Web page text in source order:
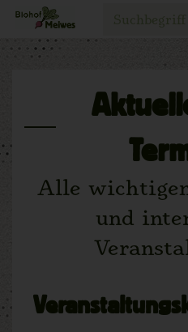
Produkt
Alle
und